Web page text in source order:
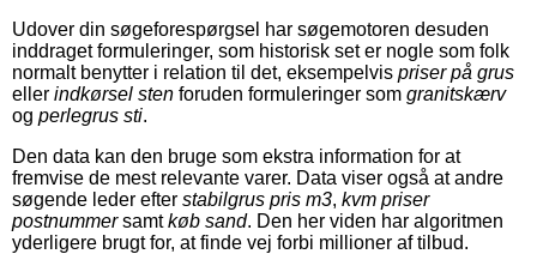
Udover din søgeforespørgsel har søgemotoren desuden
inddraget formuleringer, som historisk set er nogle som folk
normalt benytter i relation til det, eksempelvis priser på grus
eller indkørsel sten foruden formuleringer som granitskærv
og perlegrus sti.
Den data kan den bruge som ekstra information for at
fremvise de mest relevante varer. Data viser også at andre
søgende leder efter stabilgrus pris m3, kvm priser
postnummersamtkøb sand. Den her viden har algoritmen
yderligere brugt for, at finde vej forbi millioner af tilbud.